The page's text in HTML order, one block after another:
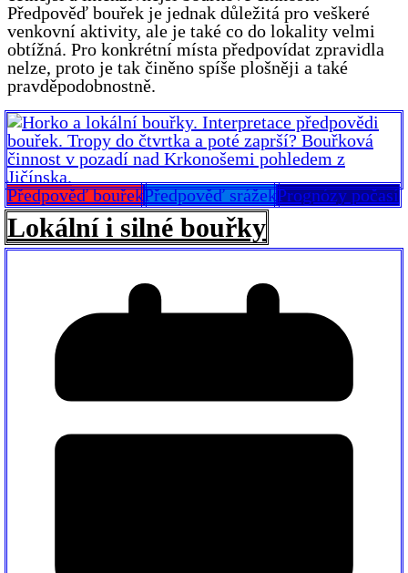
Předpověď bouřek je jednak důležitá pro veškeré
venkovní aktivity, ale je také co do lokality velmi
obtížná. Pro konkrétní místa předpovídat zpravidla
nelze, proto je tak činěno spíše plošněji a také
pravděpodobnostně.
Předpověď bouřekPředpověď srážekPrognózy počasí
Lokální i silné bouřky